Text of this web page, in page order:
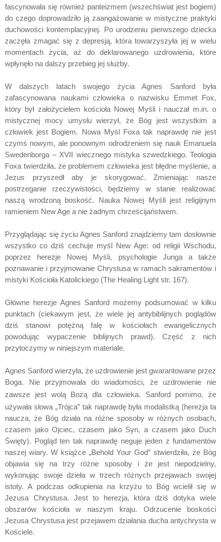
fascynowała się również panteizmem (wszechświat jest bogiem)
do czego doprowadziło ją zaangażowanie w mistyczne praktyki
duchowości kontemplacyjnej. Po urodzeniu pierwszego dziecka
zaczęła zmagać się z depresją, która towarzyszyła jej w wielu
momentach życia, aż do deklarowanego uzdrowienia, które
wpłynęło na dalszy przebieg jej służby.
W dalszych latach swojego życia Agnes Sanford była
zafascynowana naukami człowieka o nazwisku Emmet Fox,
który był założycielem kościoła Nowej Myśli i nauczał m.in. o
mistycznej mocy umysłu wierzył, że Bóg jest wszystkim a
człowiek jest Bogiem. Nowa Myśl Foxa tak naprawdę nie jest
czymś nowym, ale ponownym odrodzeniem się nauk Emanuela
Swedenborga – XVII wiecznego mistyka szwedzkiego. Teologia
Foxa twierdziła, że problemem człowieka jest błędne myślenie, a
Jezus przyszedł aby je skorygować. Zmieniając nasze
postrzeganie rzeczywistości, będziemy w stanie realizować
naszą wrodzoną boskość. Nauka Nowej Myśli jest religijnym
ramieniem New Age a nie żadnym chrześcijaństwem.
Przyglądając się życiu Agnes Sanford znajdziemy tam dosłownie
wszystko co dziś cechuje myśl New Age: od religii Wschodu,
poprzez herezje Nowej Myśli, psychologie Junga a także
poznawanie i przyjmowanie Chrystusa w ramach sakramentów i
mistyki Kościoła Katolickiego (The Healing Light str. 167).
Główne herezje Agnes Sanford możemy podsumować w kilku
punktach (ciekawym jest, że wiele jej antybiblijnych poglądów
dziś stanowi potężną falę w kościołach ewangelicznych
powodując wypaczenie biblijnych prawd). Część z nich
przytoczymy w niniejszym materiale.
Agnes Sanford wierzyła, że uzdrowienie jest gwarantowane przez
Boga. Nie przyjmowała do wiadomości, że uzdrowienie nie
zawsze jest wolą Bożą dla człowieka.
Sanford pomimo, że
używała słowa „Trójca” tak naprawdę była modalistką (herezja ta
naucza, że Bóg działa na różne sposoby w różnych osobach,
czasem jako Ojciec, czasem jako Syn, a czasem jako Duch
Święty). Pogląd ten tak naprawdę neguje jeden z fundamentów
naszej wiary. W książce „Behold Your God” stwierdziła, że Bóg
objawia się na trzy różne sposoby i że jest niepodzielny,
wykonując swoje dzieła w trzech różnych przejawach swojej
istoty. A podczas odkupienia na krzyżu to Bóg wcielił się w
Jezusa Chrystusa. Jest to herezja, która dziś dotyka wiele
obszarów kościoła w naszym kraju. Odrzucenie boskości
Jezusa Chrystusa jest przejawem działania ducha antychrysta w
Kościele.